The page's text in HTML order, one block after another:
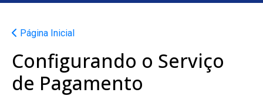
Página Inicial
Configurando o Serviço
de Pagamento